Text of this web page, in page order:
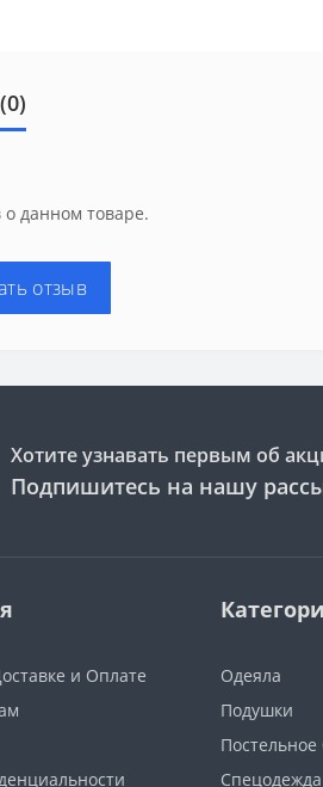
о данном товаре.
отзыв
Хотите узнавать первым об
Подпишитесь на нашу
и Оплате
Одеяла
Подушки
Постельное
Спецодежда